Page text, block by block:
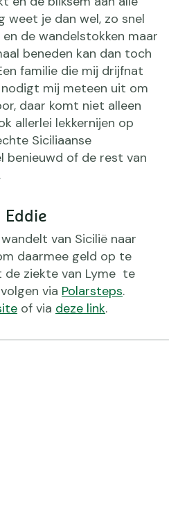
weet je dan wel, zo snel
de wandelstokken maar
beneden kan dan toch
familie die mij drijfnat
mij meteen uit om
daar komt niet alleen
allerlei lekkernijen op
Siciliaanse
benieuwd of de rest van
Eddie
van Sicilië naar
daarmee geld op te
de ziekte van Lyme te
via Polarsteps.
of via deze link.